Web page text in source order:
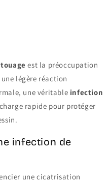
est la préoccupation
légère réaction
une véritable infection
rapide pour protéger
infection de
une cicatrisation